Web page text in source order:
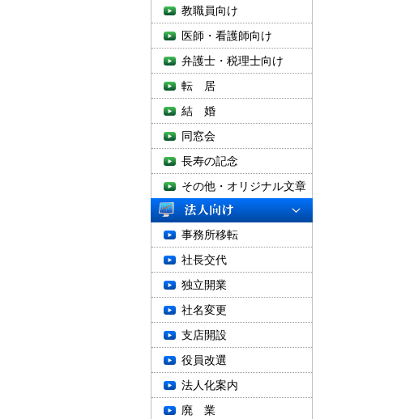
教職員向け
医師・看護師向け
弁護士・税理士向け
転 居
結 婚
同窓会
長寿の記念
その他・オリジナル文章
事務所移転
社長交代
独立開業
社名変更
支店開設
役員改選
法人化案内
廃 業